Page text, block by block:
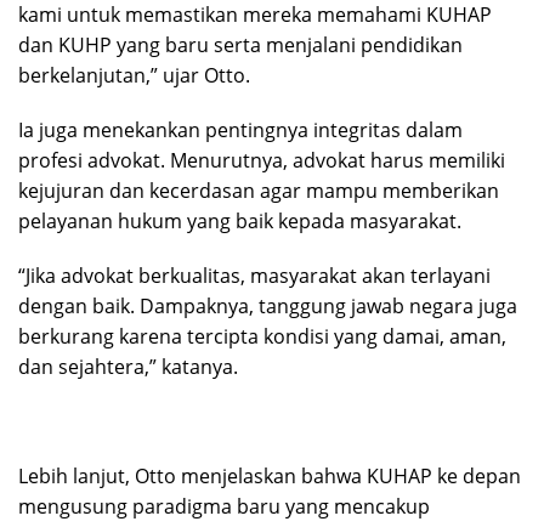
kami untuk memastikan mereka memahami KUHAP
dan KUHP yang baru serta menjalani pendidikan
berkelanjutan,” ujar Otto.
Ia juga menekankan pentingnya integritas dalam
profesi advokat. Menurutnya, advokat harus memiliki
kejujuran dan kecerdasan agar mampu memberikan
pelayanan hukum yang baik kepada masyarakat.
“Jika advokat berkualitas, masyarakat akan terlayani
dengan baik. Dampaknya, tanggung jawab negara juga
berkurang karena tercipta kondisi yang damai, aman,
dan sejahtera,” katanya.
Lebih lanjut, Otto menjelaskan bahwa KUHAP ke depan
mengusung paradigma baru yang mencakup